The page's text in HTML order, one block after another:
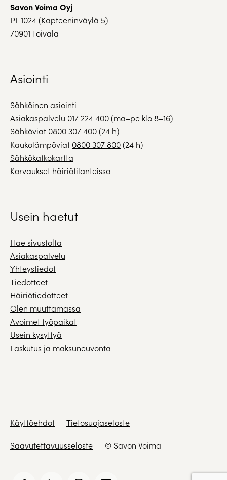
Savon Voima Oyj
PL 1024 (Kapteeninväylä 5)
70901 Toivala
Asiointi
Sähköinen asiointi
Asiakaspalvelu 017 224 400(ma–pe klo 8–16)
Sähköviat 0800 307 400(24 h)
Kaukolämpöviat 0800 307 800(24 h)
Sähkökatkokartta
Korvaukset häiriötilanteissa
Usein haetut
Hae sivustolta
Asiakaspalvelu
Yhteystiedot
Tiedotteet
Häiriötiedotteet
Olen muuttamassa
Avoimet työpaikat
Usein kysyttyä
Laskutus ja maksuneuvonta
Käyttöehdot Tietosuojaseloste
Saavutettavuusseloste © Savon Voima